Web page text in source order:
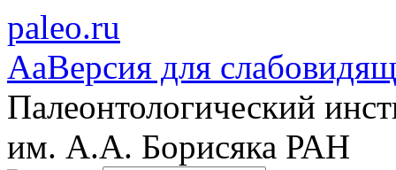
paleo.ru
AaВерсия для
Палеонтологический
им. А.А. Борисяка РАН